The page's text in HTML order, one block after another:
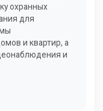
охранных
для
и квартир, а
и